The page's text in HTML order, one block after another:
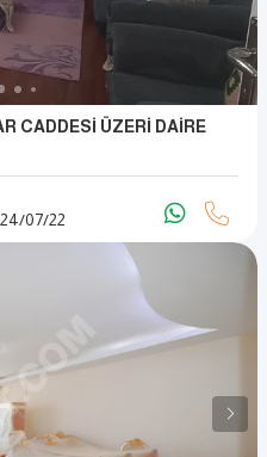
CADDESİ ÜZERİ DAİRE
/07/22